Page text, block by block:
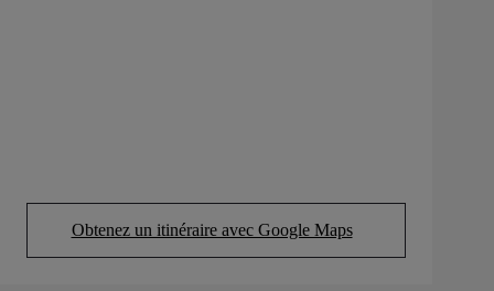
Obtenez un itinéraire avec Google Maps
(Opens in new tab)